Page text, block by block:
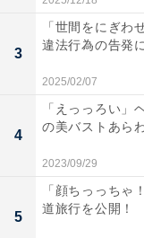
3
「世間をにぎわ
違法行為の告発
2025/02/07
4
「えっっろい」
の美バストあら
2023/09/29
5
「顔ちっっちゃ
道旅行を公開！